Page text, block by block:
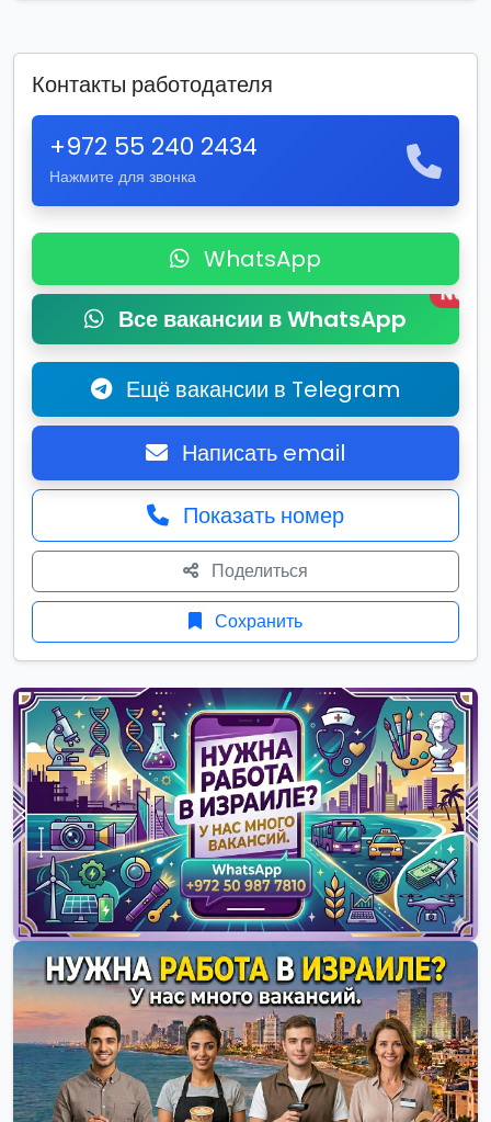
Контакты работодателя
+972 55 240 2434
Нажмите для звонка
WhatsApp
Все вакансии в WhatsApp
New
Ещё вакансии в Telegram
Написать email
Показать номер
Поделиться
Сохранить